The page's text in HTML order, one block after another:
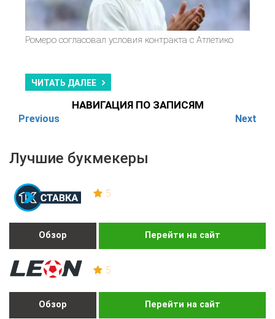
Лучшие букмекеры
5
Обзор Перейти на сайт
5
Обзор Перейти на сайт
Ромеро согласовал условия контракта с Атлетико
ЧИТАТЬ ДАЛЕЕ
НАВИГАЦИЯ ПО ЗАПИСЯМ
Previous Next